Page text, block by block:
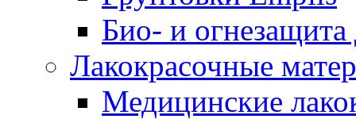
Био- и
Лакокрасочные
Медицинские